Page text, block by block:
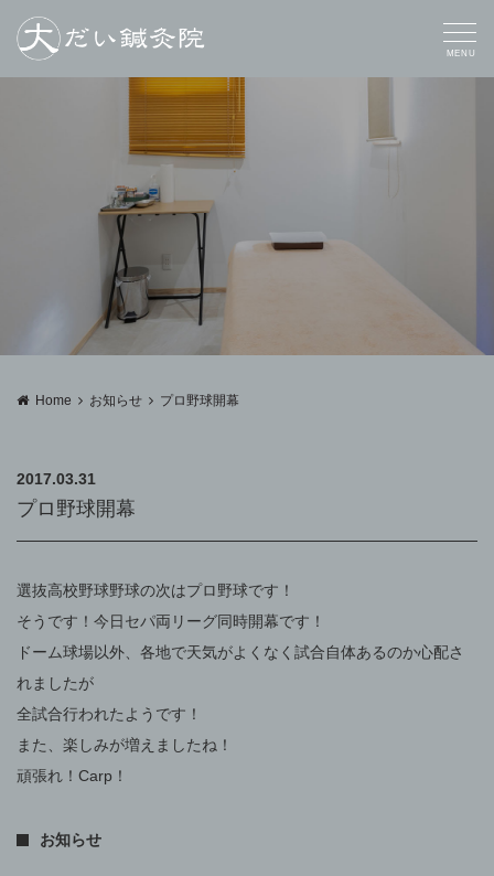
MENU
Home お知らせ プロ野球開幕
2017.03.31
プロ野球開幕
選抜高校野球野球の次はプロ野球です！
そうです！今日セパ両リーグ同時開幕です！
ドーム球場以外、各地で天気がよくなく試合自体あるのか心配さ
れましたが
全試合行われたようです！
また、楽しみが増えましたね！
頑張れ！Carp！
お知らせ